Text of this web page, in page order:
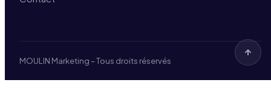
MOULIN Marketing – Tous droits réservés